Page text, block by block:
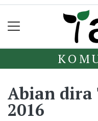
Abian dira
2016